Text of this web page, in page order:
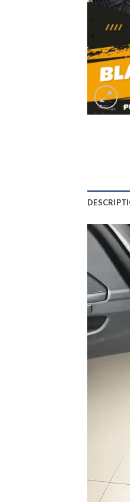
Lecteur
vidéo